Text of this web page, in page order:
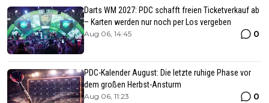
Darts WM 2027: PDC schafft freien Ticketverkauf ab
– Karten werden nur noch per Los vergeben
Aug 06, 14:45 0
PDC-Kalender August: Die letzte ruhige Phase vor
dem großen Herbst-Ansturm
Aug 06, 11:23 0